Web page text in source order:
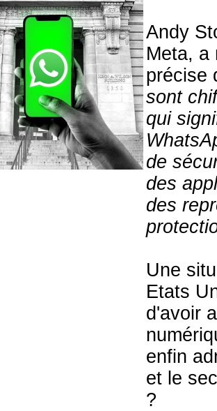
Andy
Meta, a
précise
sont
qui
de
des
des
Une
Etats
d'avoir
enfin
et le
?